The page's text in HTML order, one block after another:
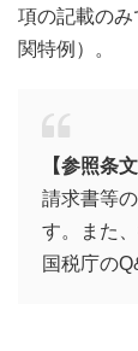
項の記載の
関特例）。
【参照条文
請求書等
す。また
国税庁の